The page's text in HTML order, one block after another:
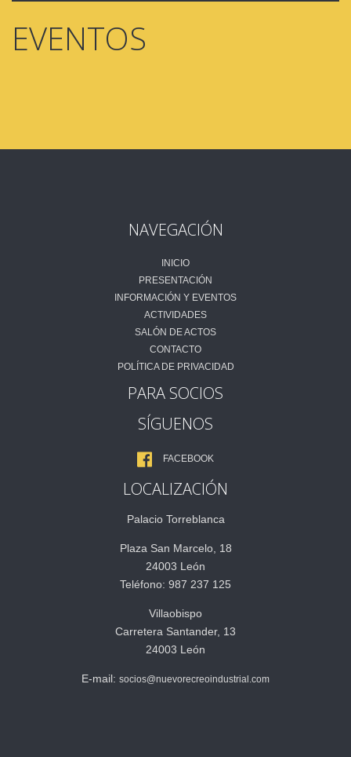
EVENTOS
NAVEGACIÓN
INICIO
PRESENTACIÓN
INFORMACIÓN Y EVENTOS
ACTIVIDADES
SALÓN DE ACTOS
CONTACTO
POLÍTICA DE PRIVACIDAD
PARA SOCIOS
SÍGUENOS
FACEBOOK
LOCALIZACIÓN
Palacio Torreblanca
Plaza San Marcelo, 18
24003 León
Teléfono: 987 237 125
Villaobispo
Carretera Santander, 13
24003 León
E-mail: socios@nuevorecreoindustrial.com